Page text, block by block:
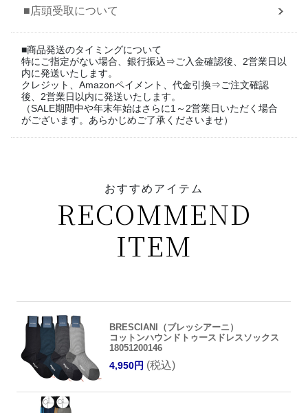
■店頭受取について
■商品発送のタイミングについて
特にご指定がない場合、銀行振込⇒ご入金確認後、2営業日以
内に発送いたします。
クレジット、Amazonペイメント、代金引換⇒ご注文確認
後、2営業日以内に発送いたします。
（SALE期間中や年末年始はさらに1～2営業日いただく場合
がございます。あらかじめご了承くださいませ）
おすすめアイテム
RECOMMEND
ITEM
BRESCIANI（ブレッシアーニ）
コットンハウンドトゥースドレスソックス
18051200146
4,950円 (税込)